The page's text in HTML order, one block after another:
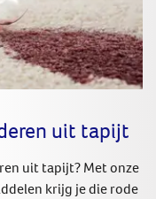
uit tapijt
uit tapijt? Met onze
krijg je die rode